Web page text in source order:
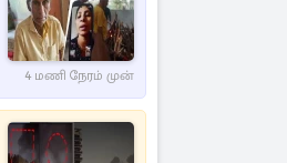
4 மணி நேரம் முன்